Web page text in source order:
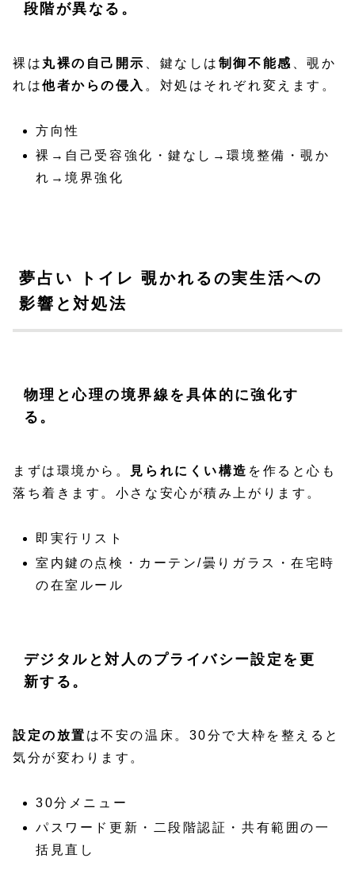
段階が異なる。
裸は 丸裸の自己開示 、鍵なしは 制御不能感
、覗か
れは他者からの侵入 。対処はそれぞれ変えます。
方向性
裸→自己受容強化・鍵なし→環境整備・覗か
れ→境界強化
夢占い トイレ 覗かれるの実生活への
影響と対処法
物理と心理の境界線を具体的に強化す
る。
まずは環境から。 見られにくい構造 を作ると心も
落ち着きます。小さな安心が積み上がります。
即実行リスト
室内鍵の点検・カーテン/曇りガラス・在宅時
の在室ルール
デジタルと対人のプライバシー設定を更
新する。
設定の放置 は不安の温床。30分で大枠を整えると
気分が変わります。
30分メニュー
パスワード更新・二段階認証・共有範囲の一
括見直し